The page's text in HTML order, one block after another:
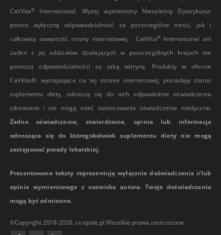
CaliVita®
International. Wyżej wymieniony Niezależny Dystrybutor
ponosi wyłączną odpowiedzialność za poszczególne treści, jak i
całkowitą zawartość strony internetowej. CaliVita®International ani
żaden z jej oddziałów działających w poszczególnych krajach nie
ponoszą odpowiedzialności za taką witrynę. Produkty w ofercie
CaliVita®, występujące na tej stronie internetowej, posiadają status
suplementu diety, odnoszą się do nich odpowiednie oświadczenia
zdrowotne i nie mogą mieć zastosowania oświadczenia medyczne.
Żadne oświadczenie, stwierdzenie, opinia lub informacja
odnosząca się do któregokolwiek suplementu diety nie mogą
zastępować porady lekarskiej.
Prezentowane teksty reprezentują wyłącznie doświadczenia i/lub
opinie wymienionego z nazwiska autora. Twoje doświadczenia
mogą być odmienne.
©Copyright 2018-2026. cv.opole.pl Wszelkie prawa zastrzeżone.